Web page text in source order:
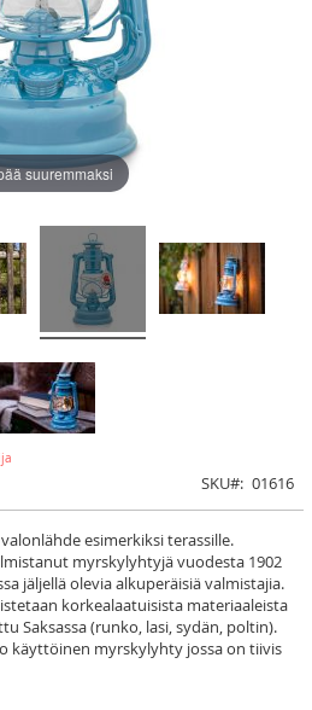
SKU 01616
esimerkiksi terassille.
myrskylyhtyjä vuodesta 1902
jäljellä olevia alkuperäisiä valmistajia.
korkealaatuisista materiaaleista
Saksassa (runko, lasi, sydän, poltin).
käyttöinen myrskylyhty jossa on tiivis
suuremmaksi